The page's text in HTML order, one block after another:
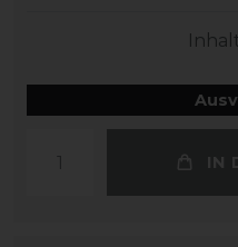
Inhalt
IN